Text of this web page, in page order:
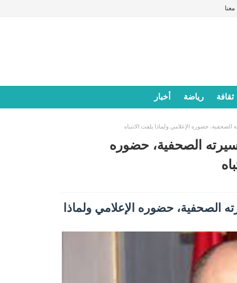
ثقافة رياضة أخبار
حضوره الإعلامي ولماذا يلفت الانتباه
الصحفية، حضوره
الصحفية، حضوره الإعلامي ولماذا